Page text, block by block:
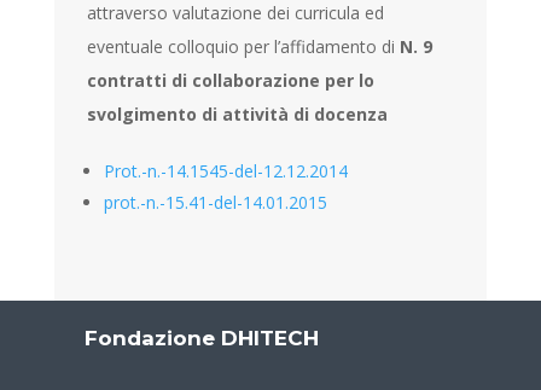
attraverso valutazione dei curricula ed
eventuale colloquio per l’affidamento di N. 9
contratti di collaborazione per lo
svolgimento di attività di docenza
Prot.-n.-14.1545-del-12.12.2014
prot.-n.-15.41-del-14.01.2015
Fondazione DHITECH